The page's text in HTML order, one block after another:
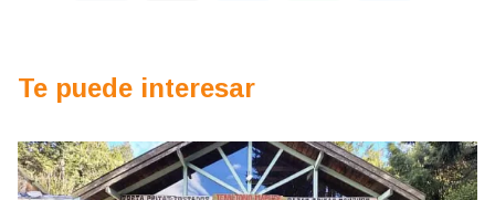
Te puede interesar